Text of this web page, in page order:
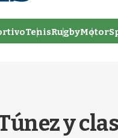
TenisRugby
y